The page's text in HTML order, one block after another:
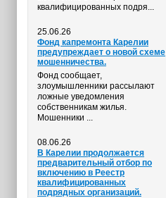
квалифицированных подря...
25.06.26
Фонд капремонта Карелии
предупреждает о новой схеме
мошенничества.
Фонд сообщает,
злоумышленники рассылают
ложные уведомления
собственникам жилья.
Мошенники ...
08.06.26
В Карелии продолжается
предварительный отбор по
включению в Реестр
квалифицированных
подрядных организаций.